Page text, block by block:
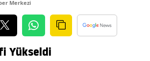
Merkezi
Yükseldi